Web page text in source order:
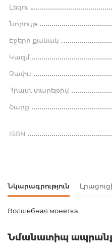
Լեզու
Նորույթ
Էջերի քանակ
Կազմ
Չափս
Հրատ. տարեթիվ
Շարք
ISBN
Նկարագրություն
Волшебная монетка
Քաշ
Նմանատիպ